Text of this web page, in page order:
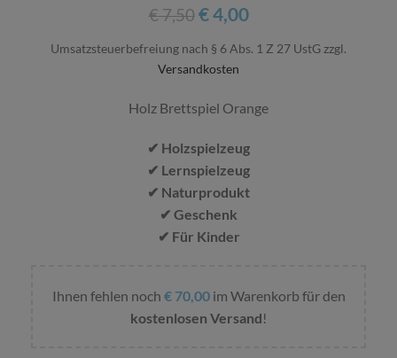
€7,50 €4,00
Umsatzsteuerbefreiung nach § 6 Abs. 1 Z 27 UstG zzgl.
Versandkosten
Holz Brettspiel Orange
✔ Holzspielzeug
✔ Lernspielzeug
✔ Naturprodukt
✔ Geschenk
✔ Für Kinder
Ihnen fehlen noch €70,00im Warenkorb für den
kostenlosen Versand!